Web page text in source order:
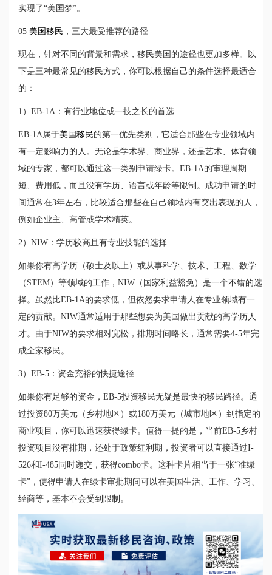
实现了“美国梦”。
05 美国移民 ，三大最受推荐的路径
现在，针对不同的背景和需求，移民美国的途径也更加多样。以
下是三种最常见的移民方式，你可以根据自己的条件选择最适合
的：
1）EB-1A：有行业地位或一技之长的首选
EB-1A属于美国移民的第一优先类别，它适合那些在专业领域内
有一定影响力的人。无论是学术界、商业界，还是艺术、体育领
域的专家，都可以通过这一类别申请绿卡。EB-1A的审理周期
短、费用低，而且没有学历、语言或年龄等限制。成功申请的时
间通常在3年左右，比较适合那些在自己领域内有突出表现的人，
例如企业主、高管或学术精英。
2）NIW：学历较高且有专业技能的选择
如果你有高学历（硕士及以上）或从事科学、技术、工程、数学
（STEM）等领域的工作，NIW（国家利益豁免）是一个不错的选
择。虽然比EB-1A的要求低，但依然要求申请人在专业领域有一
定的贡献。NIW通常适用于那些想要为美国做出贡献的高学历人
才。由于NIW的要求相对宽松，排期时间略长，通常需要4-5年完
成全家移民。
3）EB-5：资金充裕的快捷途径
如果你有足够的资金，EB-5投资移民无疑是最快的移民路径。通
过投资80万美元（乡村地区）或180万美元（城市地区）到指定的
商业项目，你可以迅速获得绿卡。值得一提的是，当前EB-5乡村
投资项目没有排期，还处于政策红利期，投资者可以直接通过I-
526和I-485同时递交，获得combo卡。这种卡片相当于一张“准绿
卡”，使得申请人在绿卡审批期间可以在美国生活、工作、学习、
经商等，基本不会受到限制。